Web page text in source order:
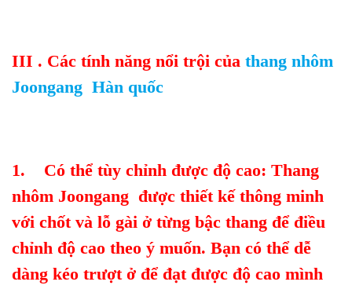
III . Các tính năng nổi trội của thang nhôm
Joongang Hàn quốc
1. Có thể tùy chỉnh được độ cao: Thang
nhôm Joongang được thiết kế thông minh
với chốt và lỗ gài ở từng bậc thang để điều
chỉnh độ cao theo ý muốn. Bạn có thể dễ
dàng kéo trượt ở để đạt được độ cao mình